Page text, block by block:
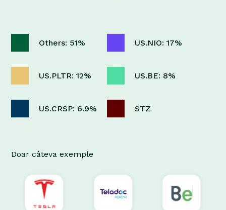
Others: 51% US.NIO: 17%
US.PLTR: 12% US.BE: 8%
US.CRSP: 6.9% STZ
Doar câteva exemple